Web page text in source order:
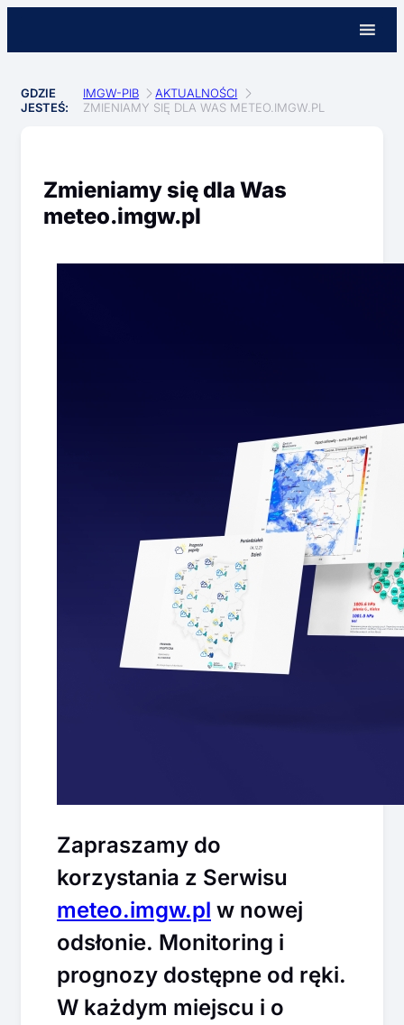
GDZIE
JESTEŚ:
IMGW-PIB
AKTUALNOŚCI
ZMIENIAMY SIĘ DLA WAS METEO.IMGW.PL
Zmieniamy się dla Was
meteo.imgw.pl
Zapraszamy do
korzystania z Serwisu
meteo.imgw.pl w nowej
odsłonie. Monitoring i
prognozy dostępne od ręki.
W każdym miejscu i o